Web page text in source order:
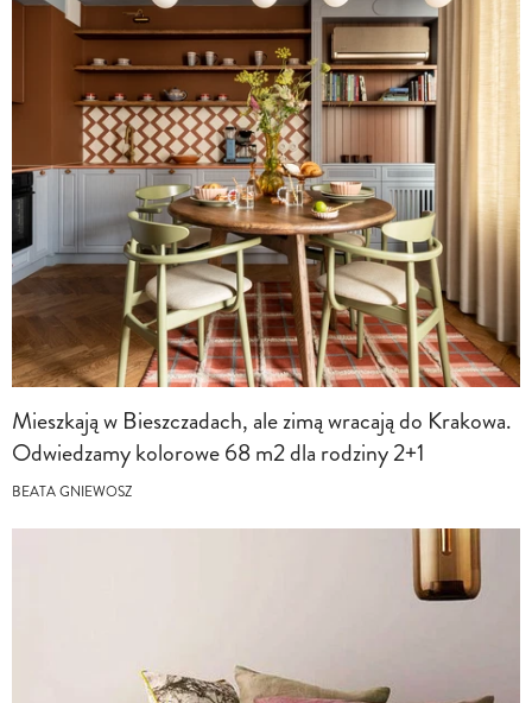
Mieszkają w Bieszczadach, ale zimą wracają do Krakowa.
Odwiedzamy kolorowe 68 m2 dla rodziny 2+1
BEATA GNIEWOSZ